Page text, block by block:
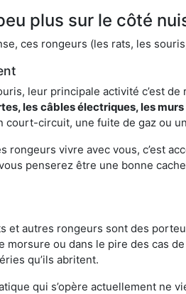
plus sur le côté
ces rongeurs (les rats, les
leur principale activité c’est
les câbles électriques, les
court-circuit, une fuite de gaz ou
rongeurs vivre avec vous, c’est
penserez être une bonne
et autres rongeurs sont des
morsure ou dans le pire des cas
qu’ils abritent.
qui s’opère actuellement ne